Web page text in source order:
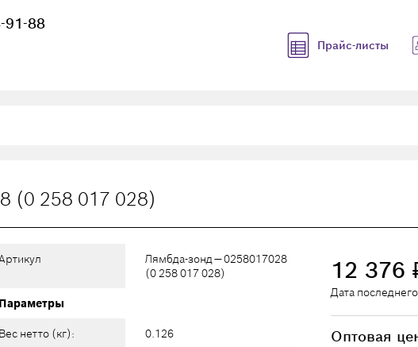
91-88
Прайс-листы
(0 258 017 028)
Лямбда-зонд — 0258017028
(0 258 017 028)
Параметры
Вес нетто (кг): 0.126
12 376
Дата
Оптовая